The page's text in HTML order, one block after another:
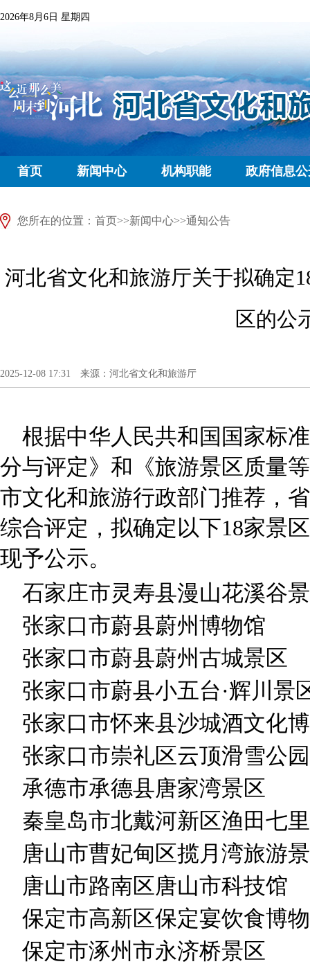
2026年8月6日 星期四
首页 新闻中心 机构职能 政府信息
您所在的位置： 首页>>新闻中心>>通知公告
河北省文化和旅游厅关于拟确定
区的公
2025-12-08 17:31 来源：河北省文化和旅游厅
根据中华人民共和国国家标
分与评定》和《旅游景区质量
市文化和旅游行政部门推荐，
综合评定，拟确定以下18家景
现予公示。
石家庄市灵寿县漫山花溪谷
张家口市蔚县蔚州博物馆
张家口市蔚县蔚州古城景区
张家口市蔚县小五台·辉川景
张家口市怀来县沙城酒文化
张家口市崇礼区云顶滑雪公园
承德市承德县唐家湾景区
秦皇岛市北戴河新区渔田七
唐山市曹妃甸区揽月湾旅游
唐山市路南区唐山市科技馆
保定市高新区保定宴饮食博
保定市涿州市永济桥景区